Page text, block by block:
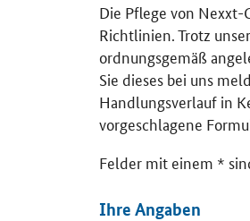
Die Pflege von Nexxt-
Richtlinien. Trotz
ordnungsgemäß
Sie dieses bei uns
Handlungsverlauf in
vorgeschlagene
Felder mit einem *
Ihre Angaben